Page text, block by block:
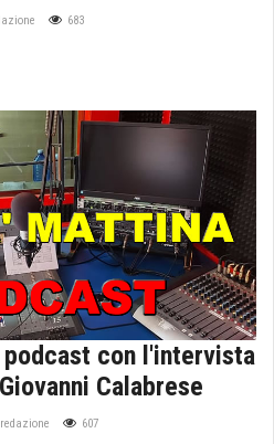
683
con l'intervista
Calabrese
redazione 607